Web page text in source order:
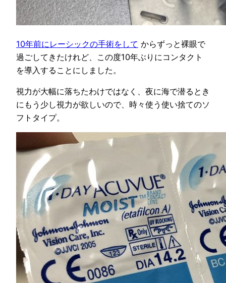
10年前にレーシックの手術をして からずっと裸眼で
過ごしてきたけれど、この度10年ぶりにコンタクト
を導入することにしました。
視力が大幅に落ちたわけではなく、夜に海で潜るとき
にもう少し視力が欲しいので、時々使う使い捨てのソ
フトタイプ。